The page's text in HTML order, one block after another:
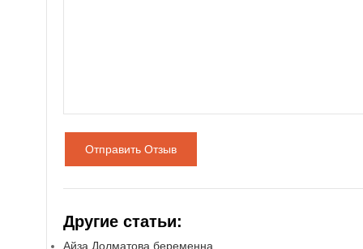
Отправить Отзыв
Другие статьи:
Айза Долматова беременна